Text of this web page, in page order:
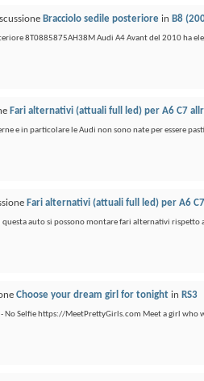
Bracciolo sedile posteriore in B8
8T0885875AH38M Audi A4 Avant del 2010 ha
Fari alternativi (attuali full led) per A6 C7
e in particolare le Audi non sono nate per essere
Fari alternativi (attuali full led) per A6
questa auto si possono montare fari alternativi
Choose your dream girl for tonight in RS3
No Selfie https://MeetPrettyGirls.com Meet a girl who